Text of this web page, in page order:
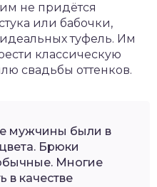
не придётся
или бабочки,
туфель. Им
классическую
свадьбы оттенков.
мужчины были в
Брюки
Многие
в качестве